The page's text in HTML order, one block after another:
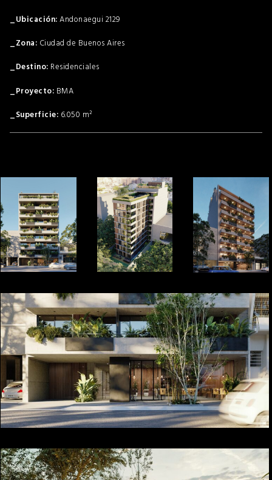
Andonaegui 2129
Ciudad de Buenos Aires
Residenciales
BMA
6.050